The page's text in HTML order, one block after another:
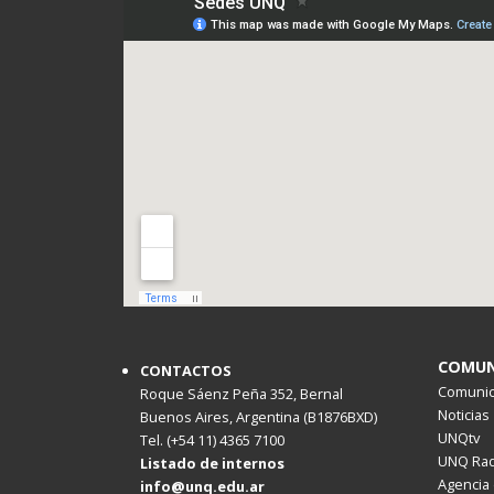
CONTACTOS
Roque Sáenz Peña 352, Bernal
Buenos Aires, Argentina (B1876BXD)
Tel. (+54 11) 4365 7100
Listado de internos
info@unq.edu.ar
Noticias
UNQtv
UNQ